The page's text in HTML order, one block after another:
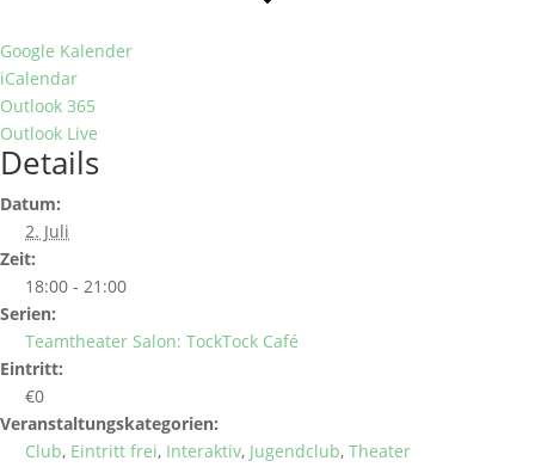
Google Kalender
iCalendar
Outlook 365
Outlook Live
Details
Datum:
2. Juli
Zeit:
18:00 - 21:00
Serien:
Teamtheater Salon: TockTock Café
Eintritt:
€0
Veranstaltungskategorien:
Club, Eintritt frei, Interaktiv, Jugendclub, Theater